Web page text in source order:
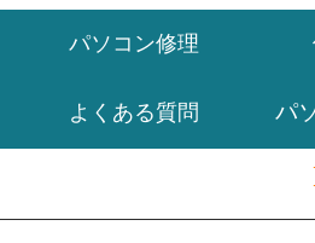
パソコン修理
よくある質問 パ